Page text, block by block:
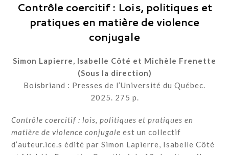
Contrôle coercitif : Lois, politiques et
pratiques en matière de violence
conjugale
Simon Lapierre, Isabelle Côté et Michèle Frenette
(Sous la direction)
Boisbriand : Presses de l’Université du Québec.
2025. 275 p.
Contrôle coercitif : lois, politiques et pratiques en
matière de violence conjugale est un collectif
d’auteur.ice.s édité par Simon Lapierre, Isabelle Côté